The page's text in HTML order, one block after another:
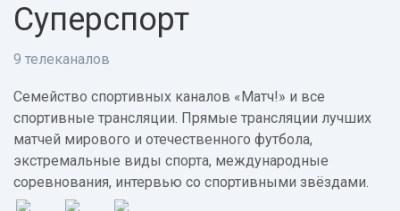
Суперспорт
9 телеканалов
Семейство спортивных каналов «Матч!» и все
спортивные трансляции. Прямые трансляции лучших
матчей мирового и отечественного футбола,
экстремальные виды спорта, международные
соревнования, интервью со спортивными звёздами.